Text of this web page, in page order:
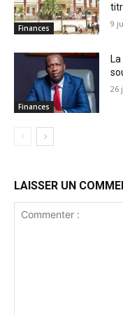
Finances 9
Finances
26
LAISSER UN